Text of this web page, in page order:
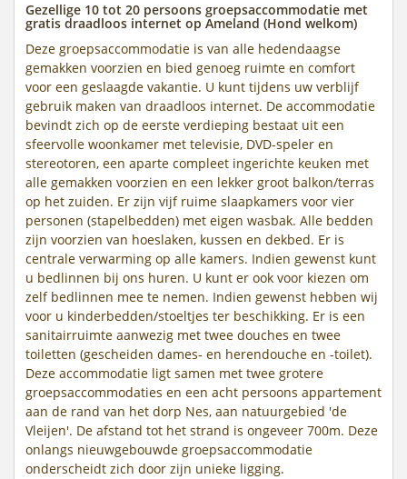
Gezellige 10 tot 20 persoons groepsaccommodatie met
gratis draadloos internet op Ameland (Hond welkom)
Deze groepsaccommodatie is van alle hedendaagse
gemakken voorzien en bied genoeg ruimte en comfort
voor een geslaagde vakantie. U kunt tijdens uw verblijf
gebruik maken van draadloos internet. De accommodatie
bevindt zich op de eerste verdieping bestaat uit een
sfeervolle woonkamer met televisie, DVD-speler en
stereotoren, een aparte compleet ingerichte keuken met
alle gemakken voorzien en een lekker groot balkon/terras
op het zuiden. Er zijn vijf ruime slaapkamers voor vier
personen (stapelbedden) met eigen wasbak. Alle bedden
zijn voorzien van hoeslaken, kussen en dekbed. Er is
centrale verwarming op alle kamers. Indien gewenst kunt
u bedlinnen bij ons huren. U kunt er ook voor kiezen om
zelf bedlinnen mee te nemen. Indien gewenst hebben wij
voor u kinderbedden/stoeltjes ter beschikking. Er is een
sanitairruimte aanwezig met twee douches en twee
toiletten (gescheiden dames- en herendouche en -toilet).
Deze accommodatie ligt samen met twee grotere
groepsaccommodaties en een acht persoons appartement
aan de rand van het dorp Nes, aan natuurgebied 'de
Vleijen'. De afstand tot het strand is ongeveer 700m. Deze
onlangs nieuwgebouwde groepsaccommodatie
onderscheidt zich door zijn unieke ligging.